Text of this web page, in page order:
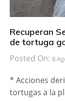
Recuperan
de tortuga
Posted On: 8
* Acciones
tortugas a la